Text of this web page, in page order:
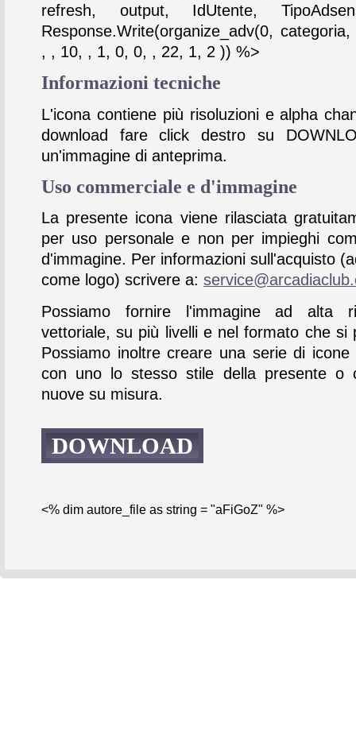
refresh, output, IdUtente,
Response.Write(organize_adv(0,
, , 10, , 1, 0, 0, , 22, 1, 2 )) %>
Informazioni tecniche
L'icona contiene più risoluzioni e alpha
download fare click destro su
un'immagine di anteprima.
Uso commerciale e d'immagine
La presente icona viene rilasciata
per uso personale e non per impieghi
d'immagine. Per informazioni sull'acquisto
come logo) scrivere a:
Possiamo fornire l'immagine ad alta
vettoriale, su più livelli e nel formato che si
Possiamo inoltre creare una serie di icone
con uno lo stesso stile della presente o
nuove su misura.
DOWNLOAD
<% dim autore_file as string = "aFiGoZ" %>